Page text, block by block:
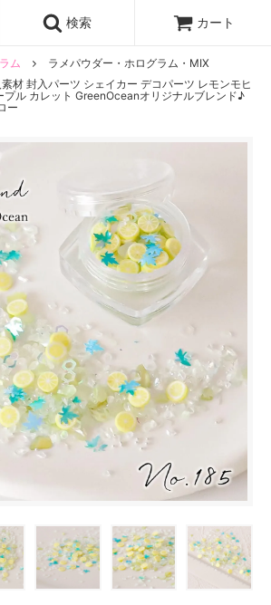
検索 カート
ム
ラメパウダー・ホログラム・MIX
材 封入パーツ シェイカー デコパーツ レモンモヒ
プル カレット GreenOceanオリジナルブレンド♪
ー